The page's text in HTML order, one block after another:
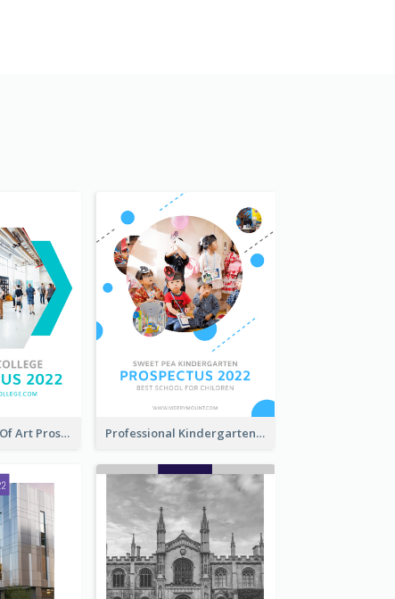
Modern School Of Art Prospectus Professional Kindergarten Prospectus